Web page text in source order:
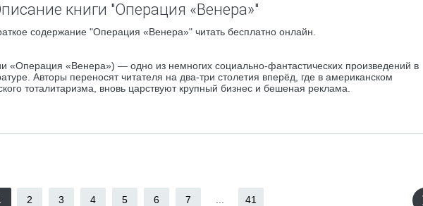
книги "Операция «Венера»"
содержание "Операция «Венера»" читать бесплатно онлайн.
«Операция «Венера») — одно из немногих социально-фантастических произведений в
Авторы переносят читателя на два-три столетия вперёд, где в американском
тоталитаризма, вновь царствуют крупный бизнес и бешеная реклама.
2 3 4 5 6 7 41